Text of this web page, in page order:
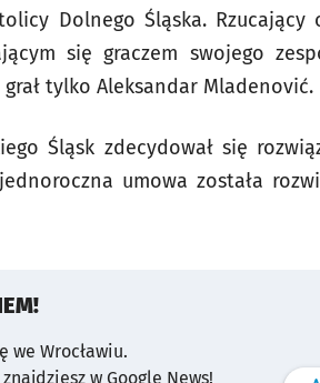
Dolnego Śląska.
się graczem swojego
tylko Aleksandar Mladenović.
Śląsk zdecydował się
umowa została
we Wrocławiu.
w Google News!